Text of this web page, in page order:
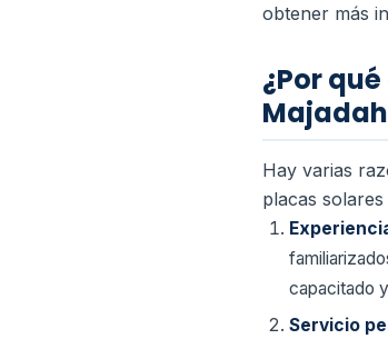
obtener más
¿Por
Hay varias
placas
capacitado
Servicio